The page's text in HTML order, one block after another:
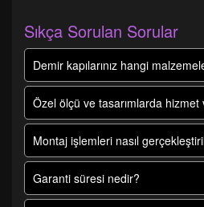
Sıkça Sorulan Sorular
Demir kapılarınız hangi
Özel ölçü ve tasarımlarda
Montaj işlemleri nasıl
Garanti süresi nedir?